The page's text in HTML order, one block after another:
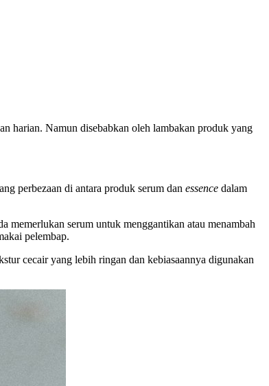
harian. Namun disebabkan oleh lambakan produk yang
perbezaan di antara produk serum dan essence dalam
memerlukan serum untuk menggantikan atau menambah
pelembap.
cecair yang lebih ringan dan kebiasaannya digunakan